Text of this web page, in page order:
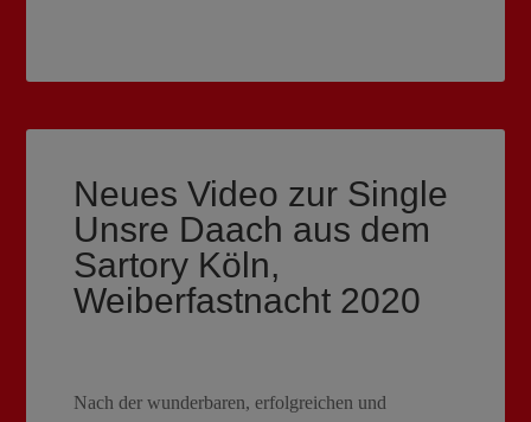
Neues Video zur Single
Unsre Daach aus dem
Sartory Köln,
Weiberfastnacht 2020
Nach der wunderbaren, erfolgreichen und